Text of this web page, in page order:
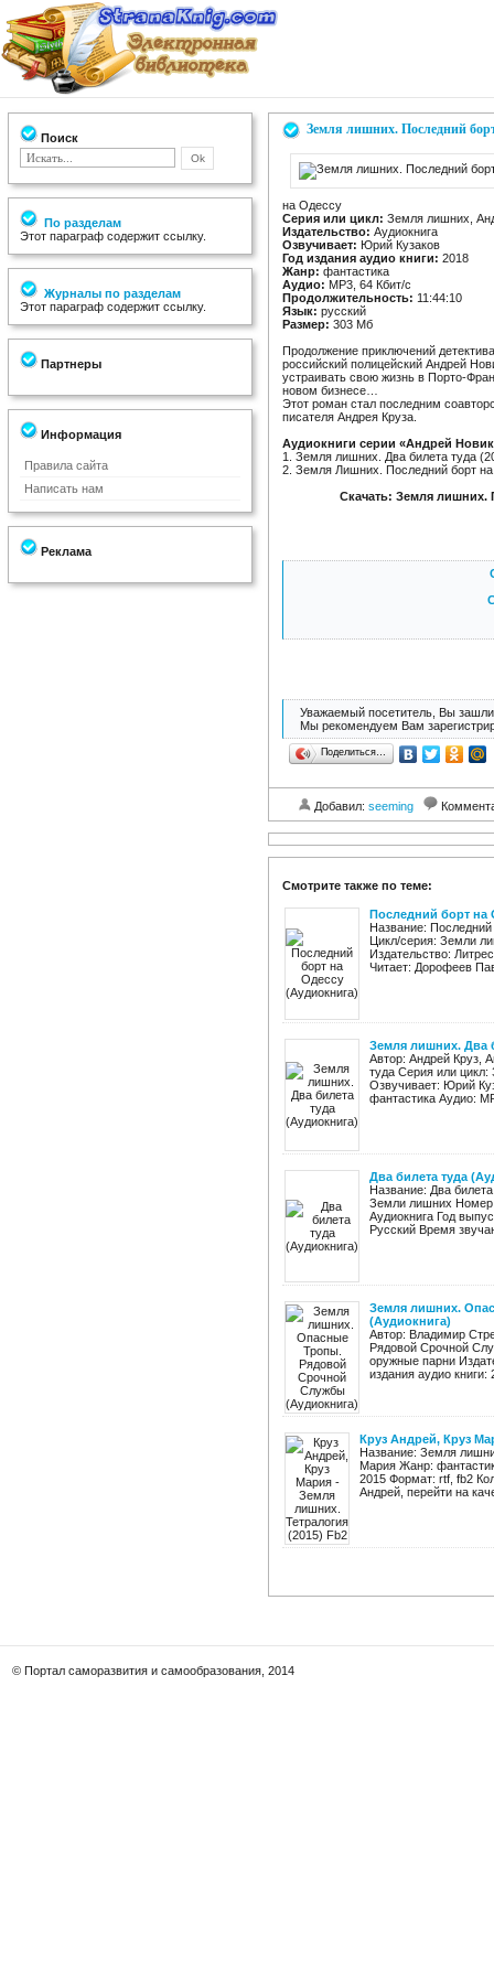
Поиск
По разделам
Этот параграф содержит ссылку.
Журналы по разделам
Этот параграф содержит ссылку.
Партнеры
Информация
Правила сайта
Написать нам
Реклама
Земля лишних. Последний
на Одессу
Серия или цикл: Земля лишних,
Издательство: Аудиокнига
Озвучивает: Юрий Кузаков
Год издания аудио книги: 2018
Жанр: фантастика
Аудио: MP3, 64 Кбит/с
Продолжительность: 11:44:10
Язык: русский
Размер: 303 Mб
Продолжение приключений
российский полицейский Андрей
устраивать свою жизнь в Порто-
новом бизнесе…
Этот роман стал последним
писателя Андрея Круза.
Аудиокниги серии «Андрей
1. Земля лишних. Два билета туда
2. Земля Лишних. Последний борт
Скачать: Земля лишних.
Уважаемый посетитель, Вы зашли
Мы рекомендуем Вам
Поделиться…
Добавил: seeming
Смотрите также по теме:
Последний борт на
Название:
Цикл/серия: Земли
Издательство:
Читает: Дорофеев
Земля лишних. Два
Автор: Андрей Круз,
туда Серия или цикл:
Озвучивает: Юрий
фантастика Аудио:
Два билета туда
Название: Два
Земли лишних Номер
Аудиокнига Год
Русский Время
Земля лишних.
(Аудиокнига)
Автор: Владимир
Рядовой Срочной
оружные парни
издания аудио
Круз Андрей, Круз
Название: Земля
Мария Жанр:
2015 Формат: rtf, fb2
Андрей, перейти на
© Портал саморазвития и самообразования, 2014